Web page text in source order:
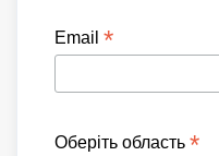
Email *
Оберіть область *